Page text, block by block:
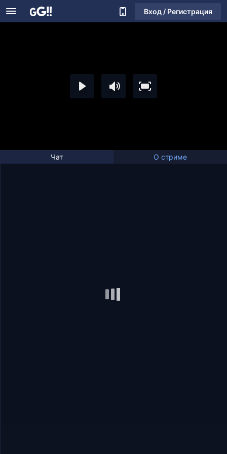
Вход / Регистрация
Чат О стриме